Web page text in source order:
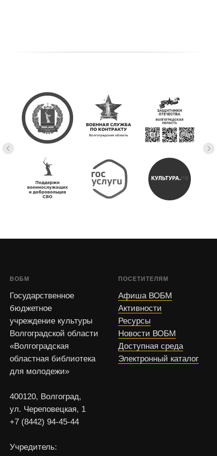
ВОБМ
Государственное
бюджетное
учреждение культуры
Волгоградской области
«Волгоградская
областная библиотека
для молодежи»
400120, Волгоград,
ул. Череповецкая, 1
+7 (8442) 94-45-44
Учредитель:
ПОСЕТИТЕЛЯМ
Афиша ВОБМ
Активности
Ресурсы
Новости ВОБМ
Доступная среда
Электронный каталог